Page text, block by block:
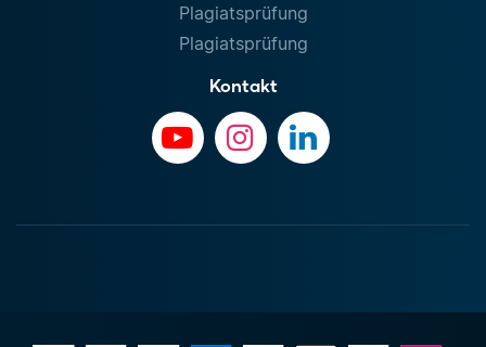
Plagiatsprüfung
Plagiatsprüfung
Kontakt